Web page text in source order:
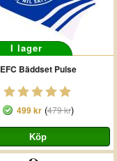
I lager
EFC Bäddset Pulse
499 kr(479 kr)